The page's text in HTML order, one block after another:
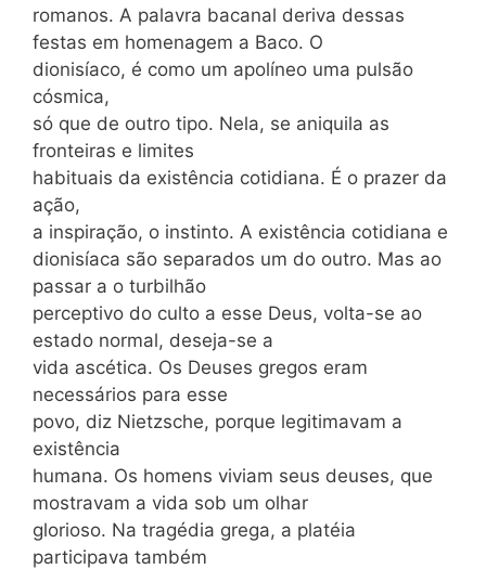
romanos. A palavra bacanal deriva dessas
festas em homenagem a Baco. O
dionisíaco, é como um apolíneo uma pulsão
cósmica,
só que de outro tipo. Nela, se aniquila as
fronteiras e limites
habituais da existência cotidiana. É o prazer da
ação,
a inspiração, o instinto. A existência cotidiana e
dionisíaca são separados um do outro. Mas ao
passar a o turbilhão
perceptivo do culto a esse Deus, volta-se ao
estado normal, deseja-se a
vida ascética. Os Deuses gregos eram
necessários para esse
povo, diz Nietzsche, porque legitimavam a
existência
humana. Os homens viviam seus deuses, que
mostravam a vida sob um olhar
glorioso. Na tragédia grega, a platéia
participava também